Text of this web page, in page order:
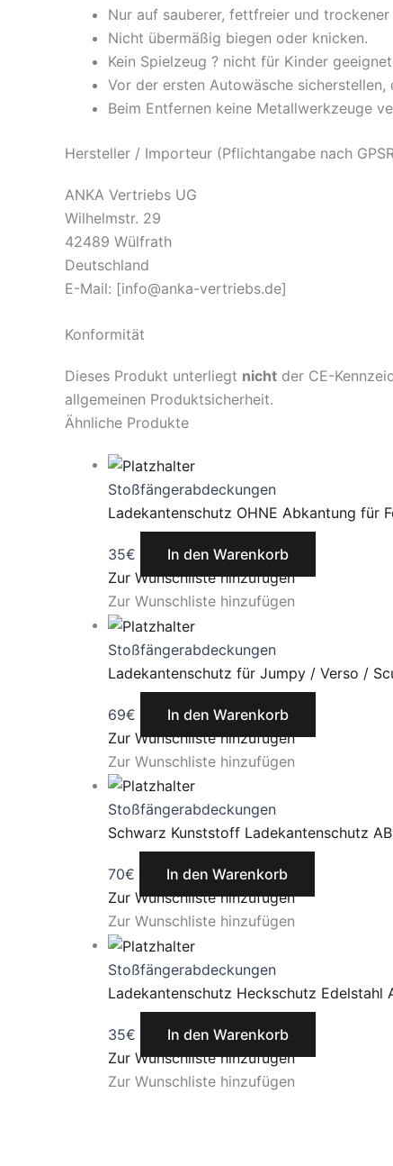
Nur auf sauberer, fettfreier und
Nicht übermäßig biegen oder knicken.
Kein Spielzeug ? nicht für Kinder
Vor der ersten Autowäsche
Beim Entfernen keine Metallwerkzeuge
Hersteller / Importeur (Pflichtangabe nach
ANKA Vertriebs UG
Wilhelmstr. 29
42489 Wülfrath
Deutschland
E-Mail: [info@anka-vertriebs.de]
Konformität
Dieses Produkt unterliegt nicht der CE-
allgemeinen Produktsicherheit.
Ähnliche Produkte
Stoßfängerabdeckungen
Ladekantenschutz OHNE Abkantung für
35€
In den Warenkorb
Zur Wunschliste hinzufügen
Zur Wunschliste hinzufügen
Stoßfängerabdeckungen
Ladekantenschutz für Jumpy / Verso /
69€
In den Warenkorb
Zur Wunschliste hinzufügen
Zur Wunschliste hinzufügen
Stoßfängerabdeckungen
Schwarz Kunststoff Ladekantenschutz
70€
In den Warenkorb
Zur Wunschliste hinzufügen
Zur Wunschliste hinzufügen
Stoßfängerabdeckungen
Ladekantenschutz Heckschutz Edelstahl
35€
In den Warenkorb
Zur Wunschliste hinzufügen
Zur Wunschliste hinzufügen